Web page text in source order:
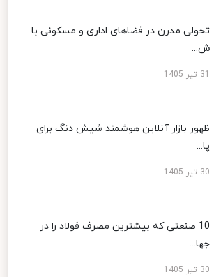
تحولی مدرن در فضاهای اداری و مسکونی با
ش...
ظهور بازار آنلاین هوشمند شیش دنگ برای
پا...
30 تیر 1405
10 صنعتی که بیشترین مصرف فولاد را در
جها...
30 تیر 1405